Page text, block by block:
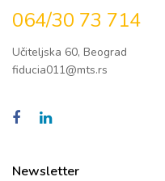
064/30 73 714
Učiteljska 60, Beograd
fiducia011@mts.rs
Newsletter